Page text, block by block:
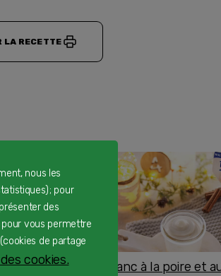
LA RECETTE
Fromage blanc à la poire et
nous les
; pour
des
vous permettre
de partage
cookies.